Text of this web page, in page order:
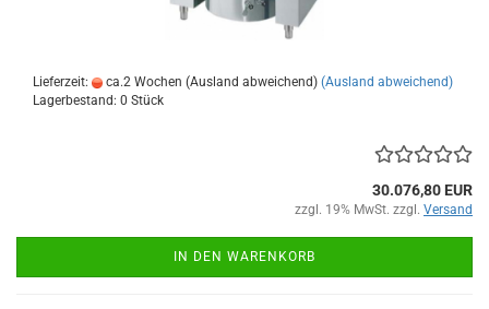
Lieferzeit: ca.2 Wochen (Ausland abweichend) (Ausland abweichend)
Lagerbestand: 0 Stück
30.076,80 EUR
zzgl. 19% MwSt. zzgl. Versand
IN DEN WARENKORB